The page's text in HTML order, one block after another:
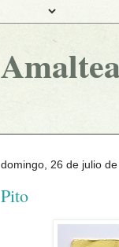
domingo, 26 de julio
Pito